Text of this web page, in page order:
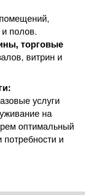
и полов.
торговые
витрин и
услуги
на
оптимальный
и